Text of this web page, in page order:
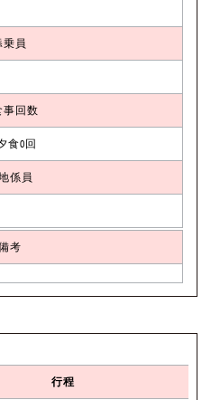
乗員
事回数
0回
係員
考
行程